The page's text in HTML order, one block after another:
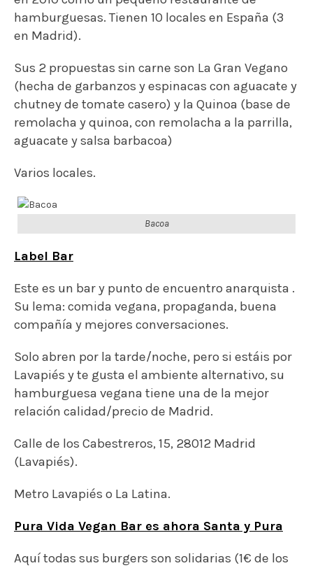
Label Bar
Este es un bar y punto de encuentro anarquista .
Su lema: comida vegana, propaganda, buena
compañía y mejores conversaciones.
Solo abren por la tarde/noche, pero si estáis por
hamburguesa vegana tiene una de la mejor
relación calidad/precio de Madrid.
Calle de los Cabestreros, 15, 28012 Madrid
Metro Lavapiés o La Latina.
Pura Vida Vegan Bar es ahora
Aquí todas sus burgers son solidarias (1€ de los
beneficios de cada uno son donados a diferentes
santuarios).
En su carta: Anima Naturalis (setas, guisantes y
arroz integral), Wings of Heart (alubias
rojas,quinoa, calabacín con hierbas frescas) y
Santuario Gaia (soja texturizada, pimiento rojo,
Además todas sus hamburguesas vienen
cebolla y salsa.